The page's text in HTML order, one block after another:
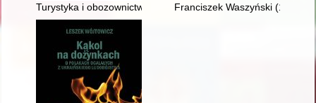
Turystyka i obozownictwo skautowe oraz harcerskie
Franciszek Waszyński (1897-